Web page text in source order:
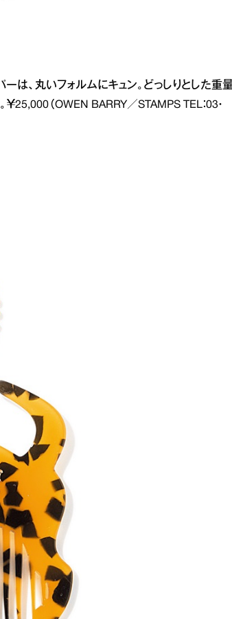
ーは、丸いフォルムにキュン。どっしりとした重
25,000（OWEN BARRY／STAMPS TEL：03・